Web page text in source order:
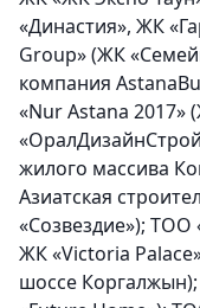
«Династия», ЖК
Group» (ЖК
компания
«Nur Astana
жилого массива
Азиатская
«Созвездие»);
ЖК «Victoria
шоссе